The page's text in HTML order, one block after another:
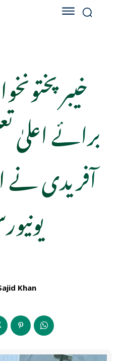
خیبر
برائے اعلیٰ
آفریدی نے
Khan